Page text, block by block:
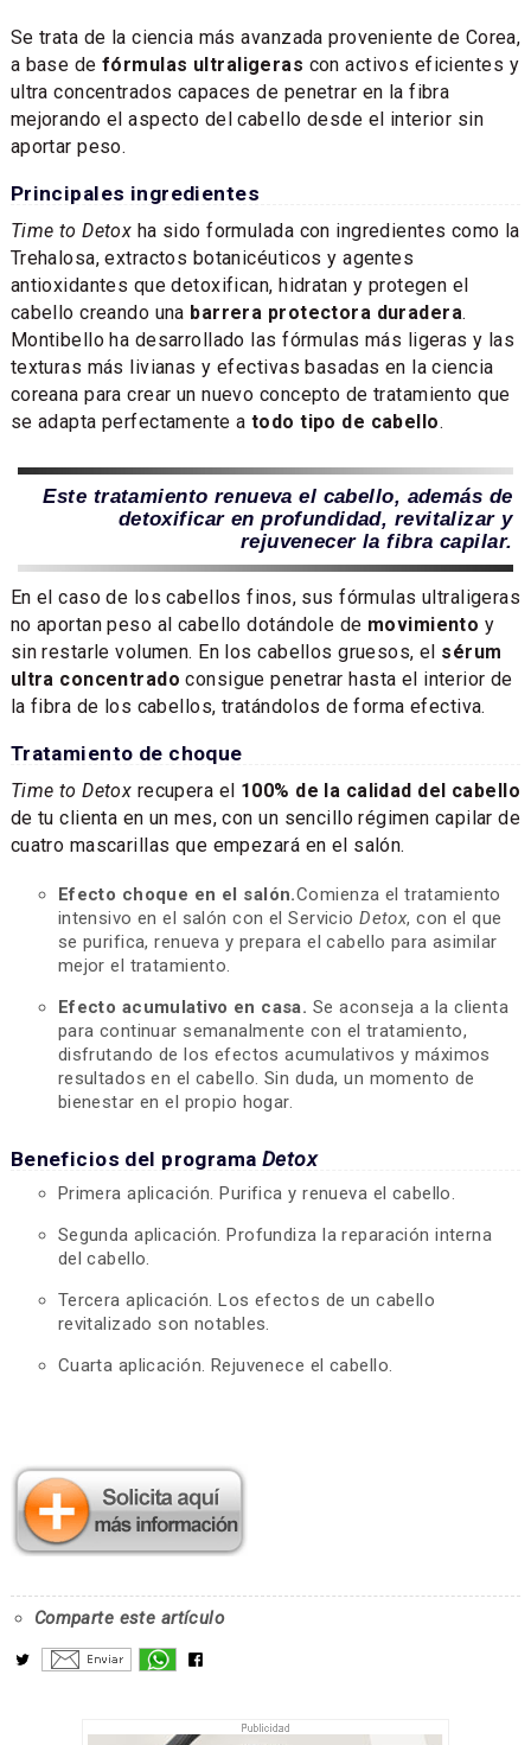
Se trata de la ciencia más avanzada proveniente de Corea,
a base de fórmulas ultraligeras con activos eficientes y
ultra concentrados capaces de penetrar en la fibra
mejorando el aspecto del cabello desde el interior sin
aportar peso.
Principales ingredientes
Time to Detox ha sido formulada con ingredientes como la
Trehalosa, extractos botanicéuticos y agentes
antioxidantes que detoxifican, hidratan y protegen el
cabello creando una barrera protectora duradera.
Montibello ha desarrollado las fórmulas más ligeras y las
texturas más livianas y efectivas basadas en la ciencia
coreana para crear un nuevo concepto de tratamiento que
se adapta perfectamente a todo tipo de cabello.
Este tratamiento renueva el cabello, además de
detoxificar en profundidad, revitalizar y
rejuvenecer la fibra capilar.
En el caso de los cabellos finos, sus fórmulas ultraligeras
no aportan peso al cabello dotándole de movimiento y
sin restarle volumen. En los cabellos gruesos, el sérum
ultra concentrado consigue penetrar hasta el interior de
la fibra de los cabellos, tratándolos de forma efectiva.
Tratamiento de choque
Time to Detox recupera el 100% de la calidad del cabello
de tu clienta en un mes, con un sencillo régimen capilar de
cuatro mascarillas que empezará en el salón.
Efecto choque en el salón.Comienza el tratamiento
intensivo en el salón con el ServicioDetox, con el que
se purifica, renueva y prepara el cabello para asimilar
mejor el tratamiento.
Efecto acumulativo en casa. Se aconseja a la clienta
para continuar semanalmente con el tratamiento,
disfrutando de los efectos acumulativos y máximos
resultados en el cabello. Sin duda, un momento de
bienestar en el propio hogar.
Beneficios del programaDetox
Primera aplicación. Purifica y renueva el cabello.
Segunda aplicación. Profundiza la reparación interna
del cabello.
Tercera aplicación. Los efectos de un cabello
revitalizado son notables.
Cuarta aplicación. Rejuvenece el cabello.
Comparte este artículo